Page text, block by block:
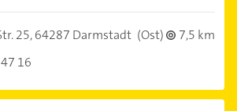
25,64287 Darmstadt (Ost)
7,5 km
16